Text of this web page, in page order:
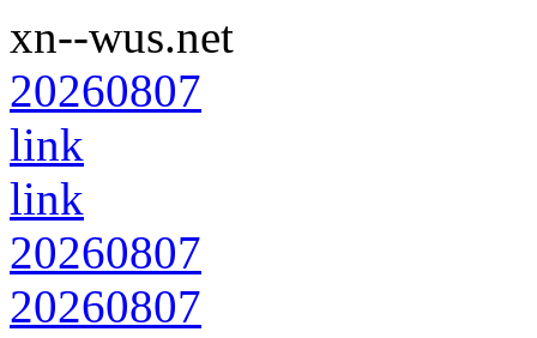
xn--wus.net
20260807
link
link
20260807
20260807